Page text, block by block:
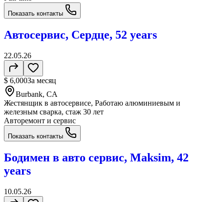
Показать контакты
Автосервис, Сердце, 52 years
22.05.26
$ 6,000За месяц
Burbank, CA
Жестянщик в автосервисе, Работаю алюминиевым и
железным сварка, стаж 30 лет
Авторемонт и cервис
Показать контакты
Бодимен в авто сервис, Maksim, 42
years
10.05.26